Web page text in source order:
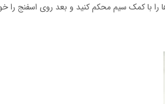
را با کمک سیم محکم کنید و بعد روی اسفنج را